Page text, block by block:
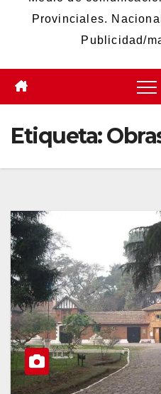
Provinciales.
Publicidad/
Etiqueta: